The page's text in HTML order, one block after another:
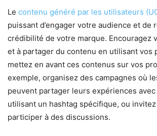
Le contenu généré par les utilisateurs
puissant d’engager votre audience et de
crédibilité de votre marque. Encouragez
et à partager du contenu en utilisant vos
mettez en avant ces contenus sur vos
exemple, organisez des campagnes où
peuvent partager leurs expériences
utilisant un hashtag spécifique, ou
participer à des discussions.